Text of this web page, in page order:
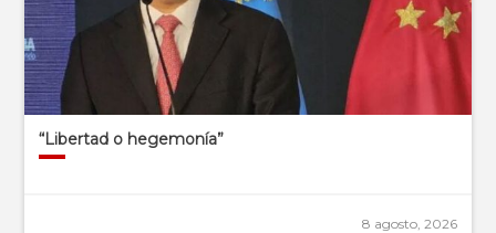
“Libertad o hegemonía”
8 agosto, 2026